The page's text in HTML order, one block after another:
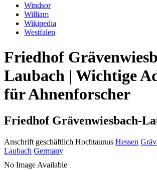
Windsor
William
Wikipedia
Westfalen
Friedhof
Laubach | Wichtige
für Ahnenforscher
Friedhof Grävenwiesbach-
Anschrift geschäftlich Hochtaunus Hessen
Laubach Germany
No Image Available